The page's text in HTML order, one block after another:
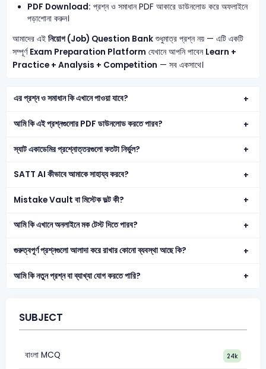
PDF Download: প্রশ্ন ও সমাধান PDF আকারে ডাউনলোড করে অফলাইনে
পড়াশোনা করুন।
আমাদের এই নিয়োগ (Job) Question Bankশুধুমাত্র প্রশ্ন নয় — এটি একটি
সম্পূর্ণ Exam Preparation Platform যেখানে আপনি পাবেন Learn +
Practice + Analysis + Competition — সব একসাথে।
এর প্রশ্ন ও সমাধান কি এখানে পাওয়া যাবে?
আমি কি এই প্রশ্নগুলোর PDF ডাউনলোড করতে পারব?
স্যাট একাডেমির প্রশ্নোত্তরগুলো কতটা নির্ভুল?
SATT AI কীভাবে আমাকে সাহায্য করবে?
Mistake Vault বা মিস্টেক ভল্ট কী?
আমি কি এখানে অনলাইনে মক টেস্ট দিতে পারব?
গুরুত্বপূর্ণ প্রশ্নগুলো আলাদা করে রাখার কোনো ব্যবস্থা আছে কি?
আমি কি নতুন প্রশ্ন বা ব্যাখ্যা যোগ করতে পারি?
SUBJECT
বাংলা MCQ 24k